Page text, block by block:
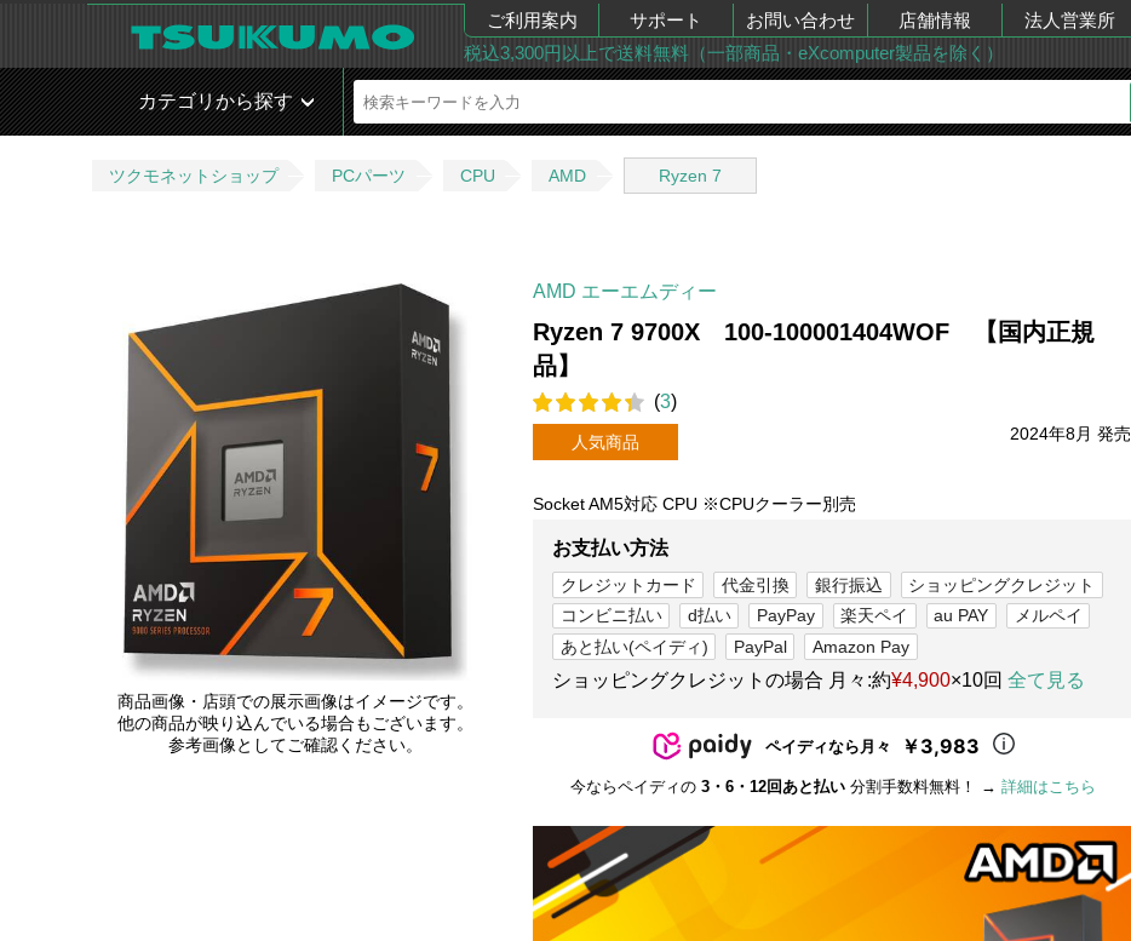
ご利用案内 サポート お問い合わせ 店舗情報 法人営業所
税込3,300円以上で送料無料（一部商品・eXcomputer製品を除く）
カテゴリから探す
ツクモネットショップ PCパーツ CPU AMD Ryzen 7
商品画像・店頭での展示画像はイメージです。
他の商品が映り込んでいる場合もございます。
参考画像としてご確認ください。
AMD エーエムディー
Ryzen 7 9700X 100-100001404WOF 【国内正規
品】
(3)
人気商品 2024年8月 発売
Socket AM5対応 CPU ※CPUクーラー別売
お支払い方法
クレジットカード 代金引換 銀行振込
ショッピングクレジット
コンビニ払い
d払い PayPay 楽天ペイ au PAY
メルペイ
あと払い(ペイディ)
PayPal Amazon Pay
ショッピングクレジットの場合 月々:約¥4,900×10回 全て見る
ペイディなら月々 ￥3,983
今ならペイディの 3・6・12回あと払い 分割手数料無料！ → 詳細はこちら